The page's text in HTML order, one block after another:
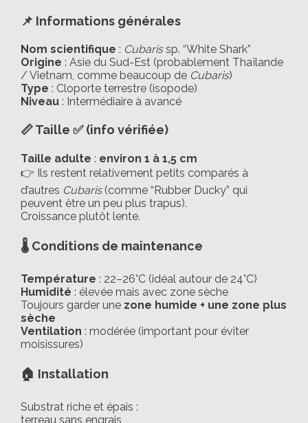
📌 Informations générales
Nom scientifique : Cubarissp. “White Shark”
Origine : Asie du Sud-Est (probablement Thaïlande
/ Vietnam, comme beaucoup de Cubaris)
Type : Cloporte terrestre (isopode)
Niveau : Intermédiaire à avancé
📏 Taille ✅ (info vérifiée)
Taille adulte : environ 1 à 1,5 cm
👉 Ils restent relativement petits comparés à
d’autres Cubaris(comme “Rubber Ducky” qui
peuvent être un peu plus trapus).
Croissance plutôt lente.
🌡️ Conditions de maintenance
Température : 22–26°C (idéal autour de 24°C)
Humidité : élevée mais avec zone sèche
Toujours garder une zone humide + une zone plus
sèche
Ventilation : modérée (important pour éviter
moisissures)
🏠 Installation
Substrat riche et épais :
terreau sans engrais